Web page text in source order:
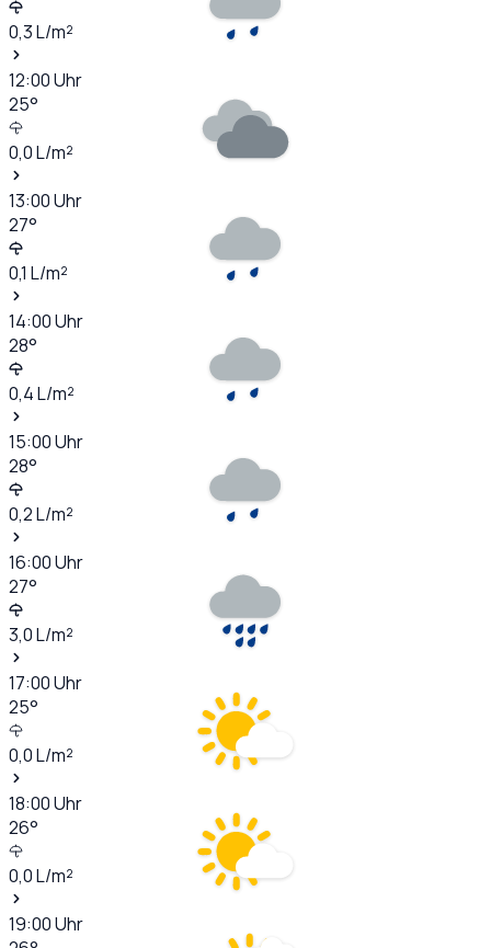
0,3L/m²
12:00Uhr
25°
0,0L/m²
13:00Uhr
27°
0,1 L/m²
14:00Uhr
28°
0,4L/m²
15:00Uhr
28°
0,2L/m²
16:00Uhr
27°
3,0L/m²
17:00Uhr
25°
0,0L/m²
18:00Uhr
26°
0,0L/m²
19:00Uhr